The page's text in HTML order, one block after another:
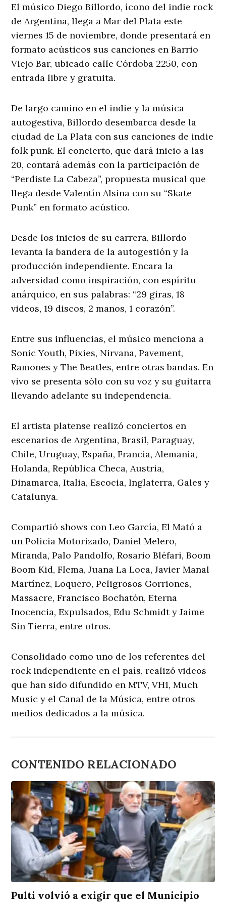
El músico Diego Billordo, ícono del indie rock
de Argentina, llega a Mar del Plata este
viernes 15 de noviembre, donde presentará en
formato acústicos sus canciones en Barrio
Viejo Bar, ubicado calle Córdoba 2250, con
entrada libre y gratuita.
De largo camino en el indie y la música
autogestiva, Billordo desembarca desde la
ciudad de La Plata con sus canciones de indie
folk punk. El concierto, que dará inicio a las
20, contará además con la participación de
“Perdiste La Cabeza”, propuesta musical que
llega desde Valentín Alsina con su “Skate
Punk” en formato acústico.
Desde los inicios de su carrera, Billordo
levanta la bandera de la autogestión y la
producción independiente. Encara la
adversidad como inspiración, con espíritu
anárquico, en sus palabras: “29 giras, 18
videos, 19 discos, 2 manos, 1 corazón”.
Entre sus influencias, el músico menciona a
Sonic Youth, Pixies, Nirvana, Pavement,
Ramones y The Beatles, entre otras bandas. En
vivo se presenta sólo con su voz y su guitarra
llevando adelante su independencia.
El artista platense realizó conciertos en
escenarios de Argentina, Brasil, Paraguay,
Chile, Uruguay, España, Francia, Alemania,
Holanda, República Checa, Austria,
Dinamarca, Italia, Escocia, Inglaterra, Gales y
Catalunya.
Compartió shows con Leo García, El Mató a
un Policia Motorizado, Daniel Melero,
Miranda, Palo Pandolfo, Rosario Bléfari, Boom
Boom Kid, Flema, Juana La Loca, Javier Manal
Martínez, Loquero, Peligrosos Gorriones,
Massacre, Francisco Bochatón, Eterna
Inocencia, Expulsados, Edu Schmidt y Jaime
Sin Tierra, entre otros.
Consolidado como uno de los referentes del
rock independiente en el país, realizó videos
que han sido difundido en MTV, VH1, Much
Music y el Canal de la Música, entre otros
medios dedicados a la música.
CONTENIDO RELACIONADO
Pulti volvió a exigir que el Municipio